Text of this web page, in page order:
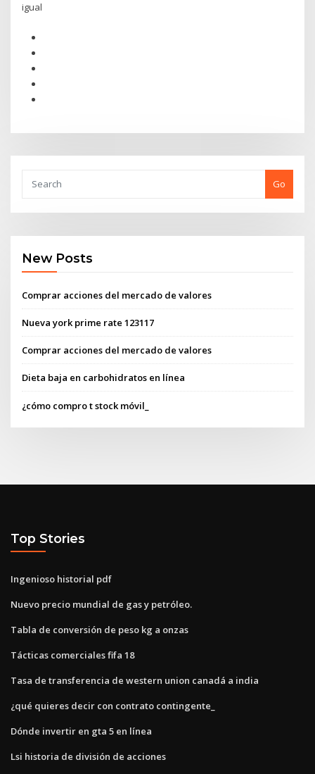
igual
Go
New Posts
Comprar acciones del mercado de valores
Nueva york prime rate 123117
Comprar acciones del mercado de valores
Dieta baja en carbohidratos en línea
¿cómo compro t stock móvil_
Top Stories
Ingenioso historial pdf
Nuevo precio mundial de gas y petróleo.
Tabla de conversión de peso kg a onzas
Tácticas comerciales fifa 18
Tasa de transferencia de western union canadá a india
¿qué quieres decir con contrato contingente_
Dónde invertir en gta 5 en línea
Lsi historia de división de acciones